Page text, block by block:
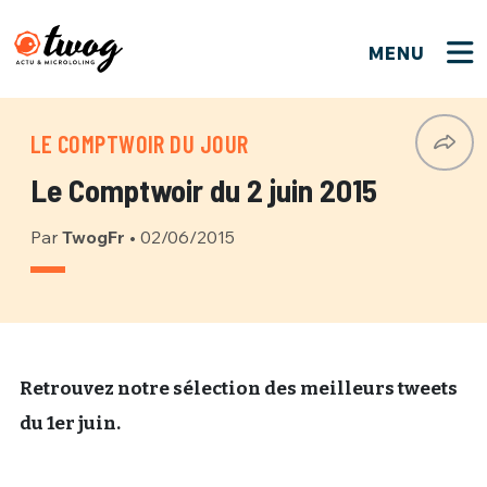
MENU
LE COMPTWOIR DU JOUR
Le Comptwoir du 2 juin 2015
Par TwogFr • 02/06/2015
Retrouvez notre sélection des meilleurs tweets
du 1er juin.
PSEUDO*
Connexion
MOT DE PASSE Mot de passe perdu ?
FERMER
VOTRE PARTICIPATION
Que souhaitez-vous proposer ?
Quelques tweets